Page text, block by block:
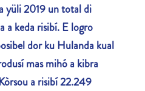
yüli 2019 un total di
a keda risibí. E logro
dor ku Hulanda kual
mas mihó a kibra
a risibí 22.249